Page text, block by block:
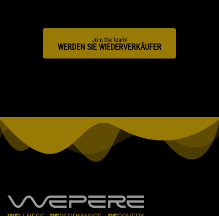
Join the team!
WERDEN SIE WIEDERVERKÄUFER